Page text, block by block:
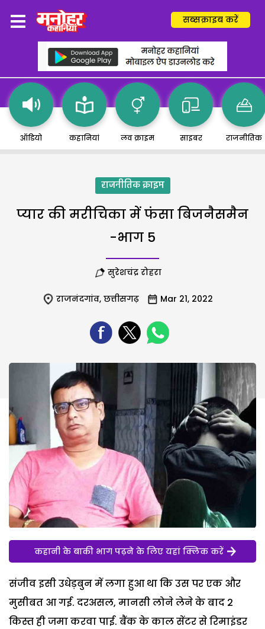
सब्सक्राइब करें
ऑडियो कहानियां लव क्राइम साइबर राजनीतिक
राजनीतिक क्राइम
प्यार की मरीचिका में फंसा बिजनैसमैन
-भाग 5
सुरेशचंद्र रोहरा
राजनंदगांव, छत्तीसगढ़ Mar 21, 2022
कहानी के बाकी भाग पढ़ने के लिए यहां क्लिक करें
संजीव इसी उधेड़बुन में लगा हुआ था कि उस पर एक और
मुसीबत आ गई. दरअसल, मानसी लोने लेने के बाद 2
किस्त ही जमा करवा पाई. बैंक के काल सेंटर से रिमाइंडर